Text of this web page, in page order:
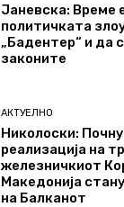
Јаневска: Време
политичката
„Бадентер“ и да
законите
АКТУЕЛНО
Николоски:
реализација на
железничкиот
Македонија
на Балканот